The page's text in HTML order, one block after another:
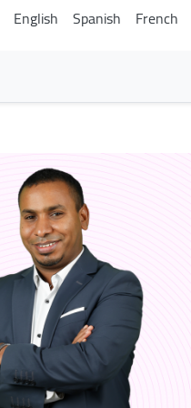
English Spanish French